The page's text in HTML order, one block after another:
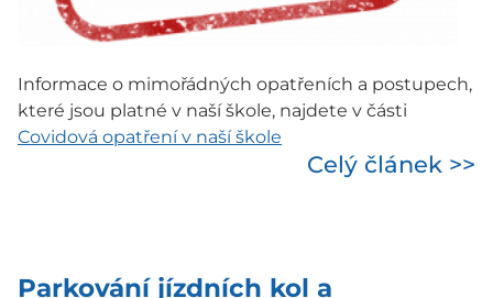
Informace o mimořádných opatřeních a postupech,
které jsou platné v naší škole, najdete v části
Covidová opatření v naší škole
Celý článek >>
Parkování jízdních kol a